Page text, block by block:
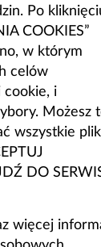
Po
COOKIES”
w którym
celów
cookie, i
Możesz
wszystkie
DO
więcej